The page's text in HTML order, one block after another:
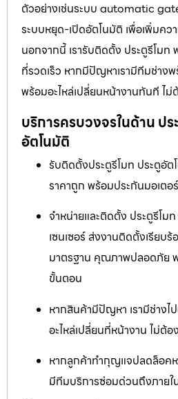
ตัวอย่างเช่นระบบ automatic
ระบบหยุด-เปิดอัตโนมัติ เพื่อเพิ่มคว
นอกจากนี้ เรารับติดตั้ง ประตูรีโมท
ที่รวดเร็ว หากมีปัญหาเรามีทีมช่าง
พร้อมอะไหล่เปลี่ยนหน้างานทันที ไม่
บริการครบวงจรในด้าน ปร
อัตโนมัติ
รับติดตั้งประตูรีโมท ประตูอั
ราคาถูก พร้อมประกันมอเตอ
จำหน่ายและติดตั้ง ประตูรีโม
เซนเซอร์ ส่งงานติดตั้งเรียบ
มาตรฐาน คุณภาพปลอดภัย
ขั้นตอน
หากสินค้ามีปัญหา เรามีช่างไ
อะไหล่เปลี่ยนที่หน้างาน ไม่ต้
หากลูกค้าทำกุญแจปลดล็อคห
มีทีมบริการซ่อมด่วนถึงภายใ